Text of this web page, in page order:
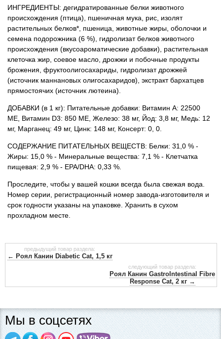
ИНГРЕДИЕНТЫ: дегидратированные белки животного
происхождения (птица), пшеничная мука, рис, изолят
растительных белков*, пшеница, животные жиры, оболочки и
семена подорожника (6 %), гидролизат белков животного
происхождения (вкусоароматические добавки), растительная
клеточка жир, соевое масло, дрожжи и побочные продукты
брожения, фруктоолигосахариды, гидролизат дрожжей
(источник маннановых олигосахаридов), экстракт бархатцев
прямостоячих (источник лютеина).
ДОБАВКИ (в 1 кг): Питательные добавки: Витамин A: 22500
ME, Витамин D3: 850 ME, Железо: 38 мг, Йод: 3,8 мг, Медь: 12
мг, Марганец: 49 мг, Цинк: 148 мг, Консерт: 0, 0.
СОДЕРЖАНИЕ ПИТАТЕЛЬНЫХ ВЕЩЕСТВ: Белки: 31,0 % -
Жиры: 15,0 % - Минеральные вещества: 7,1 % - Клетчатка
пищевая: 2,9 % - EPA/DHA: 0,33 %.
Проследите, чтобы у вашей кошки всегда была свежая вода.
Номер серии, регистрационный номер завода-изготовителя и
срок годности указаны на упаковке. Хранить в сухом
прохладном месте.
предыдущий товар раздела:
← Роял Канин Diabetic Cat, 1,5 кг
следующий товар раздела:
Роял Канин GastroIntestinal Fibre
Response Cat, 2 кг →
Мы в соцсетях